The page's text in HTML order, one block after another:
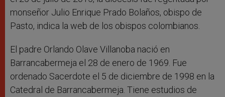
monseñor Julio Enrique Prado Bolaños, obispo de
Pasto, indica la web de los obispos colombianos.
El padre Orlando Olave Villanoba nació en
Barrancabermeja el 28 de enero de 1969. Fue
ordenado Sacerdote el 5 de diciembre de 1998 en la
Catedral de Barrancabermeja. Tiene estudios de